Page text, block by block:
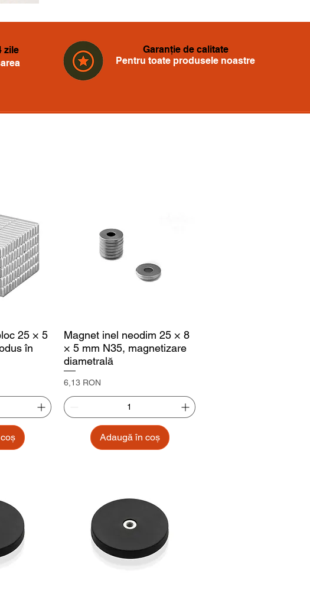
zile
Garanție de calitate
Pentru toate produsele noastre
25 × 5
în
Magnet inel neodim 25 × 8
× 5 mm N35, magnetizare
diametrală
Preț
6,13 RON
Adaugă în coș